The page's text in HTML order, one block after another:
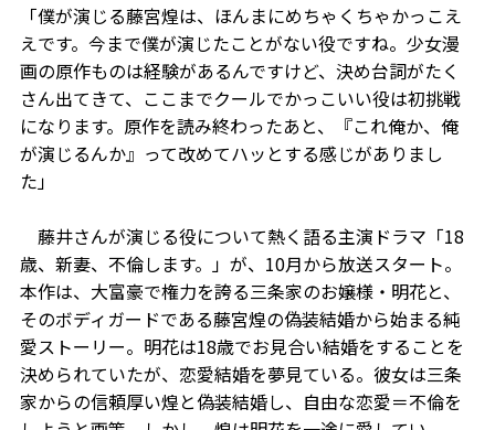
「僕が演じる藤宮煌は、ほんまにめちゃくちゃかっこえ
えです。今まで僕が演じたことがない役ですね。少女漫
画の原作ものは経験があるんですけど、決め台詞がたく
さん出てきて、ここまでクールでかっこいい役は初挑戦
になります。原作を読み終わったあと、『これ俺か、俺
が演じるんか』って改めてハッとする感じがありまし
た」
藤井さんが演じる役について熱く語る主演ドラマ「18
歳、新妻、不倫します。」が、10月から放送スタート。
本作は、大富豪で権力を誇る三条家のお嬢様・明花と、
そのボディガードである藤宮煌の偽装結婚から始まる純
愛ストーリー。明花は18歳でお見合い結婚をすることを
決められていたが、恋愛結婚を夢見ている。彼女は三条
家からの信頼厚い煌と偽装結婚し、自由な恋愛＝不倫を